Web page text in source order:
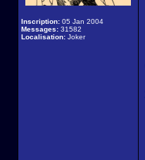
Inscription: 05 Jan 2004
Messages: 31582
Localisation: Joker